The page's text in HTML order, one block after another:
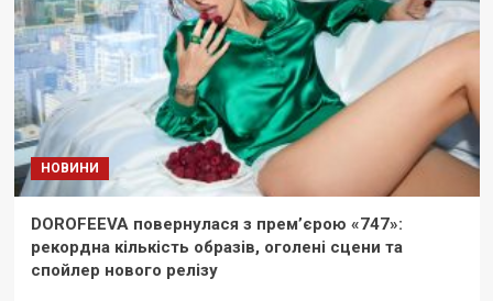
НОВИНИ
DOROFEEVA повернулася з прем’єрою «747»:
рекордна кількість образів, оголені сцени та
спойлер нового релізу